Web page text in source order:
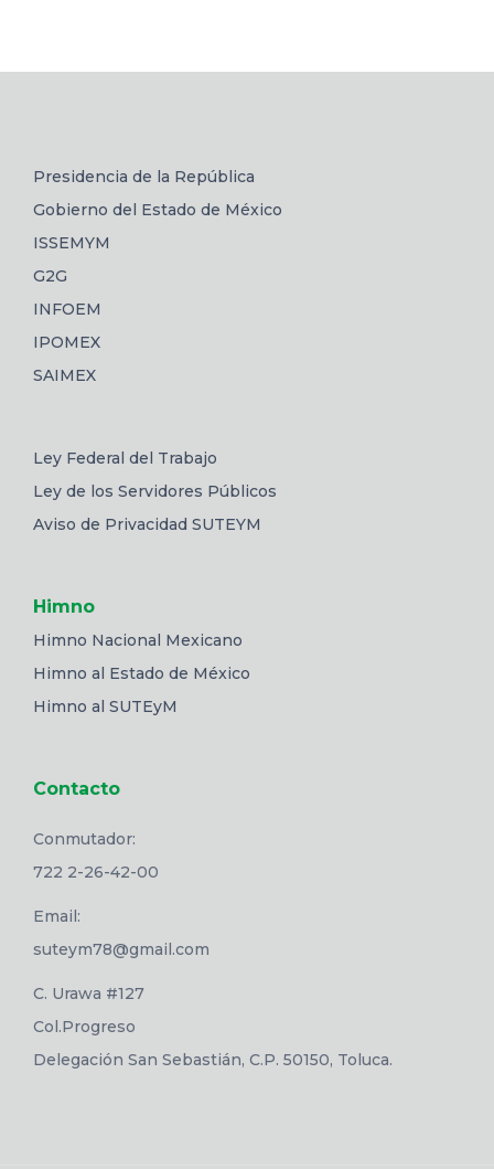
Presidencia de la República
Gobierno del Estado de México
ISSEMYM
G2G
INFOEM
IPOMEX
SAIMEX
Ley Federal del Trabajo
Ley de los Servidores Públicos
Aviso de Privacidad SUTEYM
Himno
Himno Nacional Mexicano
Himno al Estado de México
Himno al SUTEyM
Contacto
Conmutador:
722 2-26-42-00
Email:
suteym78@gmail.com
C. Urawa #127
Col.Progreso
Delegación San Sebastián, C.P. 50150, Toluca.